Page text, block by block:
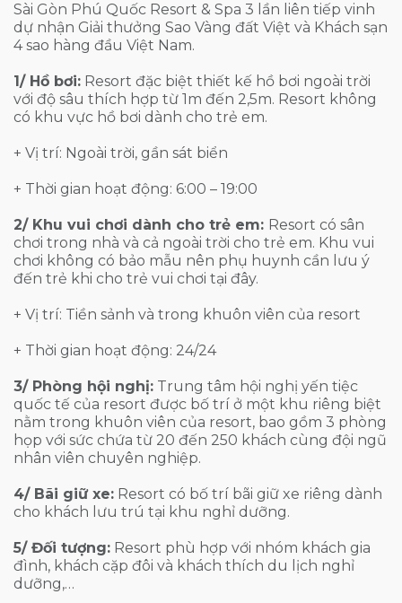
Sài Gòn Phú Quốc Resort & Spa 3 lần liên tiếp vinh
dự nhận Giải thưởng Sao Vàng đất Việt và Khách sạn
4 sao hàng đầu Việt Nam.
1/ Hồ bơi: Resort đặc biệt thiết kế hồ bơi ngoài trời
với độ sâu thích hợp từ 1m đến 2,5m. Resort không
có khu vực hồ bơi dành cho trẻ em.
+ Vị trí: Ngoài trời, gần sát biển
+ Thời gian hoạt động: 6:00 – 19:00
2/ Khu vui chơi dành cho trẻ em: Resort có sân
chơi trong nhà và cả ngoài trời cho trẻ em. Khu vui
chơi không có bảo mẫu nên phụ huynh cần lưu ý
đến trẻ khi cho trẻ vui chơi tại đây.
+ Vị trí: Tiền sảnh và trong khuôn viên của resort
+ Thời gian hoạt động: 24/24
3/ Phòng hội nghị: Trung tâm hội nghị yến tiệc
quốc tế của resort được bố trí ở một khu riêng biệt
nằm trong khuôn viên của resort, bao gồm 3 phòng
họp với sức chứa từ 20 đến 250 khách cùng đội ngũ
nhân viên chuyên nghiệp.
4/ Bãi giữ xe: Resort có bố trí bãi giữ xe riêng dành
cho khách lưu trú tại khu nghỉ dưỡng.
5/ Đối tượng: Resort phù hợp với nhóm khách gia
đình, khách cặp đôi và khách thích du lịch nghỉ
dưỡng,…